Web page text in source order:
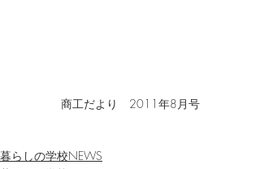
商工だより　2011年8月号
暮らしの学校NEWS